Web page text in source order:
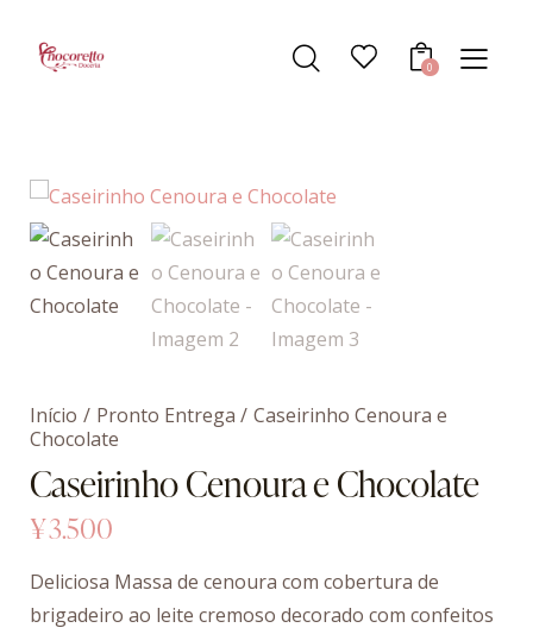
0
Início Pronto Entrega
Caseirinho Cenoura e
Chocolate
Caseirinho Cenoura e Chocolate
¥3.500
Deliciosa Massa de cenoura com cobertura de
brigadeiro ao leite cremoso decorado com confeitos